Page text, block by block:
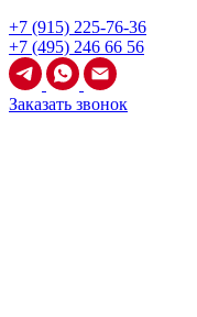
+7 (915) 225-76-36
+7 (495) 246 66 56
Заказать звонок